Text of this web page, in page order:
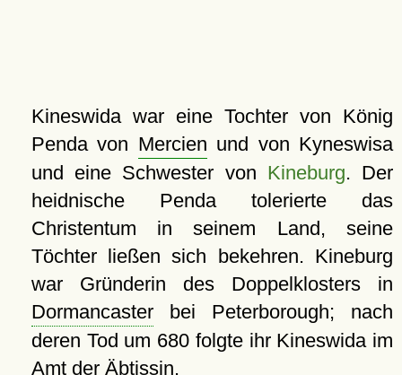
Kineswida war eine Tochter von König
Penda von Mercien und von Kyneswisa
und eine Schwester von Kineburg. Der
heidnische Penda tolerierte das
Christentum in seinem Land, seine
Töchter ließen sich bekehren. Kineburg
war Gründerin des Doppelklosters in
Dormancasterbei Peterborough; nach
deren Tod um 680 folgte ihr Kineswida im
Amt der Äbtissin.